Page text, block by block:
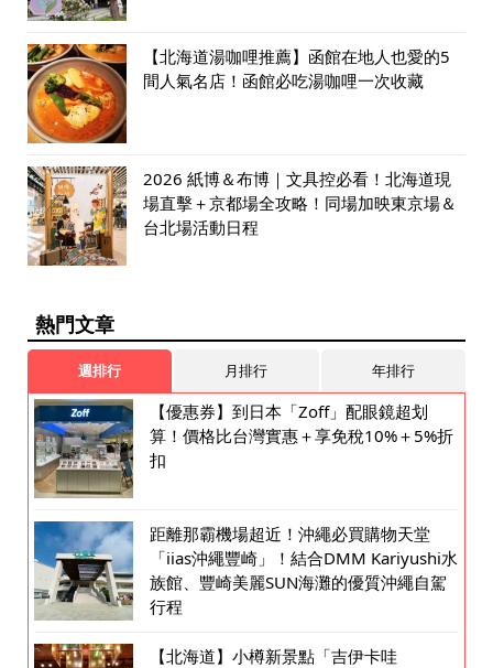
【北海道湯咖哩推薦】函館在地人也愛的5
間人氣名店！函館必吃湯咖哩一次收藏
2026 紙博＆布博｜文具控必看！北海道現
場直擊＋京都場全攻略！同場加映東京場＆
台北場活動日程
熱門文章
週排行 月排行 年排行
【優惠券】到日本「Zoff」配眼鏡超划
算！價格比台灣實惠＋享免稅10%＋5%折
扣
距離那霸機場超近！沖繩必買購物天堂
「iias沖繩豐崎」！結合DMM Kariyushi水
族館、豐崎美麗SUN海灘的優質沖繩自駕
行程
【北海道】小樽新景點「吉伊卡哇